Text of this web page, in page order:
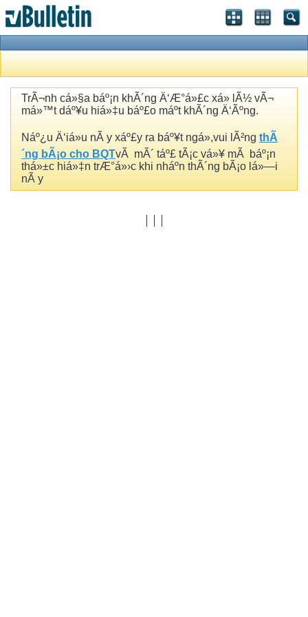
TrÃ¬nh cá»§a báº¡n khÃ´ng Ä‘Æ°á»£c xá»­ lÃ½ vÃ¬
má»™t dáº¥u hiá»‡u báº£o máº­t khÃ´ng Ä‘Ãºng.
Náº¿u Ä‘iá»u nÃ y xáº£y ra báº¥t ngá»,vui lÃ²ng thÃ
´ng bÃ¡o cho BQTvÃ mÃ´ táº£ tÃ¡c vá»¥ mÃ báº¡n
thá»±c hiá»‡n trÆ°á»›c khi nháº­n thÃ´ng bÃ¡o lá»—i
nÃ y